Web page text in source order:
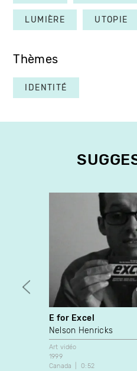
LUMIÈRE UTOPIE
Thèmes
IDENTITÉ
E for Excel
Nelson Henricks
Art vidéo
1999
Canada
0:52